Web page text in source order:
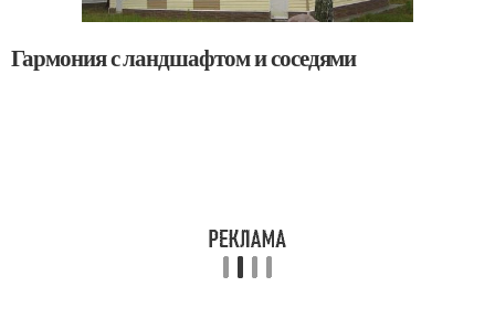
Гармония с ландшафтом и соседями